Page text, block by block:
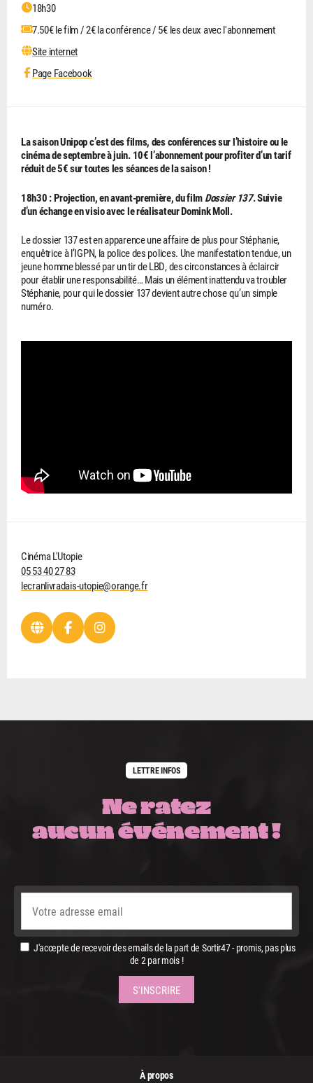
18h30
7.50€ le film / 2€ la conférence / 5€ les deux avec l'abonnement
Site internet
Page Facebook
La saison Unipop c’est des films, des conférences sur l’histoire ou le
cinéma de septembre à juin. 10€ l’abonnement pour profiter d’un tarif
réduit de 5€ sur toutes les séances de la saison !
18h30 : Projection, en avant-première, du film Dossier 137. Suivie
d’un échange en visio avec le réalisateur Domink Moll.
Le dossier 137 est en apparence une affaire de plus pour Stéphanie,
enquêtrice à l’IGPN, la police des polices. Une manifestation tendue, un
jeune homme blessé par un tir de LBD, des circonstances à éclaircir
pour établir une responsabilité… Mais un élément inattendu va troubler
Stéphanie, pour qui le dossier 137 devient autre chose qu’un simple
numéro.
Cinéma L'Utopie
05 53 40 27 83
lecranlivradais-utopie@orange.fr
LETTRE INFOS
Ne ratez
aucun événement !
J'accepte de recevoir des emails de la part de Sortir47 - promis, pas plus
de 2 par mois !
À propos